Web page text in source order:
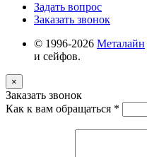
Задать вопрос
Заказать звонок
© 1996-2026 Металайн
и сейфов.
×
Заказать звонок
Как к вам обращаться *